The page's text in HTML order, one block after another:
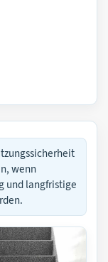
wenn
und langfristige